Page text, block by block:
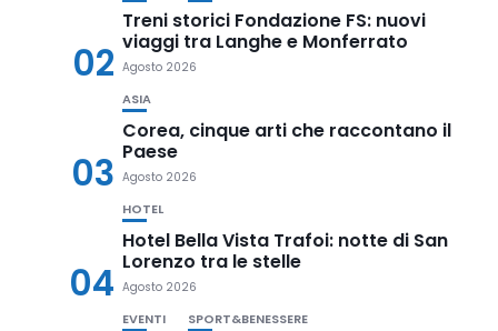
02
Treni storici Fondazione FS: nuovi
viaggi tra Langhe e Monferrato
Agosto 2026
03
ASIA
Corea, cinque arti che raccontano il
Paese
Agosto 2026
04
HOTEL
Hotel Bella Vista Trafoi: notte di San
Lorenzo tra le stelle
Agosto 2026
EVENTI SPORT&BENESSERE